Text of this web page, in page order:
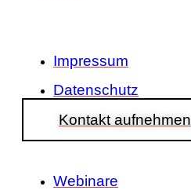
Impressum
Datenschutz
Kontakt aufnehmen
Webinare